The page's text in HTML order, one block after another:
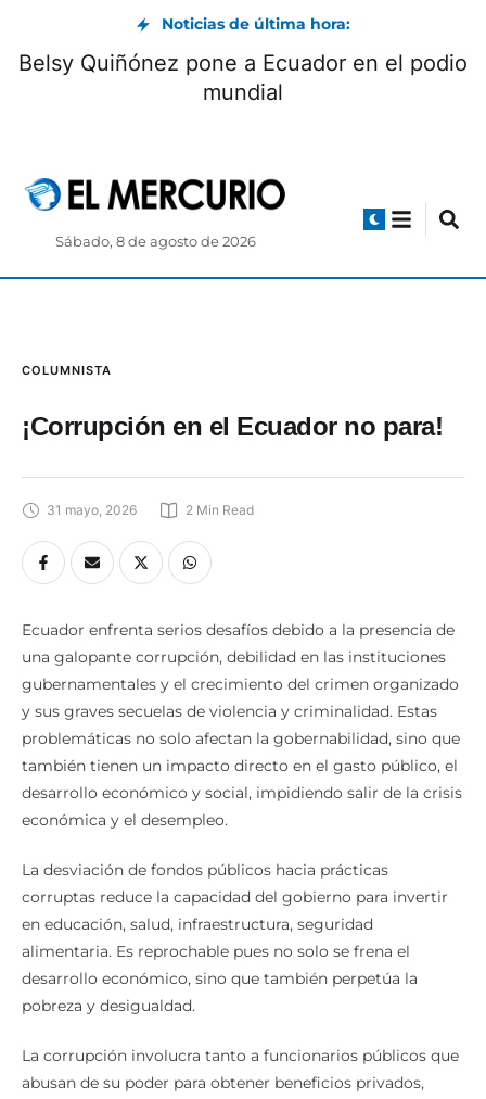
Noticias de última hora:
Belsy Quiñónez pone a Ecuador en el podio
mundial
Sábado, 8 de agosto de 2026
COLUMNISTA
¡Corrupción en el Ecuador no para!
31 mayo, 2026 2 Min Read
Ecuador enfrenta serios desafíos debido a la presencia de
una galopante corrupción, debilidad en las instituciones
gubernamentales y el crecimiento del crimen organizado
y sus graves secuelas de violencia y criminalidad. Estas
problemáticas no solo afectan la gobernabilidad, sino que
también tienen un impacto directo en el gasto público, el
desarrollo económico y social, impidiendo salir de la crisis
económica y el desempleo.
La desviación de fondos públicos hacia prácticas
corruptas reduce la capacidad del gobierno para invertir
en educación, salud, infraestructura, seguridad
alimentaria. Es reprochable pues no solo se frena el
desarrollo económico, sino que también perpetúa la
pobreza y desigualdad.
La corrupción involucra tanto a funcionarios públicos que
abusan de su poder para obtener beneficios privados,